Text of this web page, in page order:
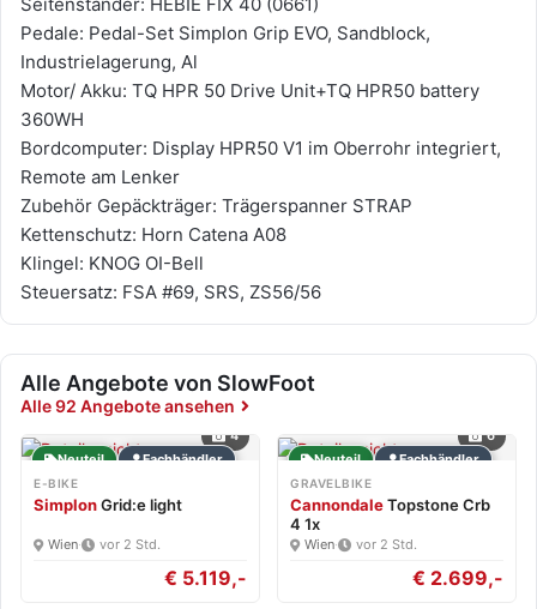
Pedale: Pedal-Set Simplon Grip EVO, Sandblock,
Industrielagerung, Al
Motor/ Akku: TQ HPR 50 Drive Unit+TQ HPR50 battery
360WH
Bordcomputer: Display HPR50 V1 im Oberrohr integriert,
Remote am Lenker
Zubehör Gepäckträger: Trägerspanner STRAP
Kettenschutz: Horn Catena A08
Klingel: KNOG OI-Bell
Steuersatz: FSA #69, SRS, ZS56/56
Alle Angebote von SlowFoot
Alle 92 Angebote ansehen
4
Neuteil
Fachhändler
E-BIKE
SimplonGrid:e light
Wien· vor 2 Std.
€ 5.119,-
6
Neuteil
Fachhändler
GRAVELBIKE
CannondaleTopstone Crb
4 1x
Wien· vor 2 Std.
€ 2.699,-